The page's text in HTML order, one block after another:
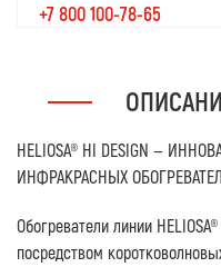
+7 800 100-78-65
HELIOSA® HI DESIGN —
ИНФРАКРАСНЫХ
Обогреватели линии
посредством